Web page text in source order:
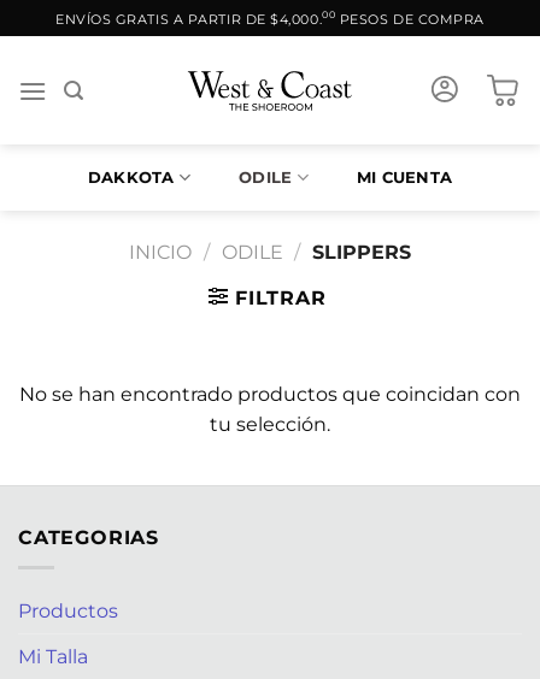
al
ENVÍOS GRATIS A PARTIR DE $4,000.00 PESOS DE COMPRA
DAKKOTA ODILE MI CUENTA
INICIO / ODILE / SLIPPERS
FILTRAR
No se han encontrado productos que coincidan con
tu selección.
CATEGORIAS
Productos
Mi Talla